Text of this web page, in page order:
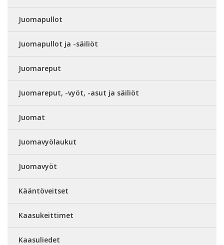
Juomapullot
Juomapullot ja -säiliöt
Juomareput
Juomareput, -vyöt, -asut ja säiliöt
Juomat
Juomavyölaukut
Juomavyöt
Kääntöveitset
Kaasukeittimet
Kaasuliedet